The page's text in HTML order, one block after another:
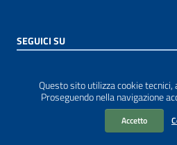
Questo sito utilizza cookie
Proseguendo nella navigazione
Accetto
SEGUICI SU
WordPress
|Tema grafico
Prototipo per siti PA di AgID